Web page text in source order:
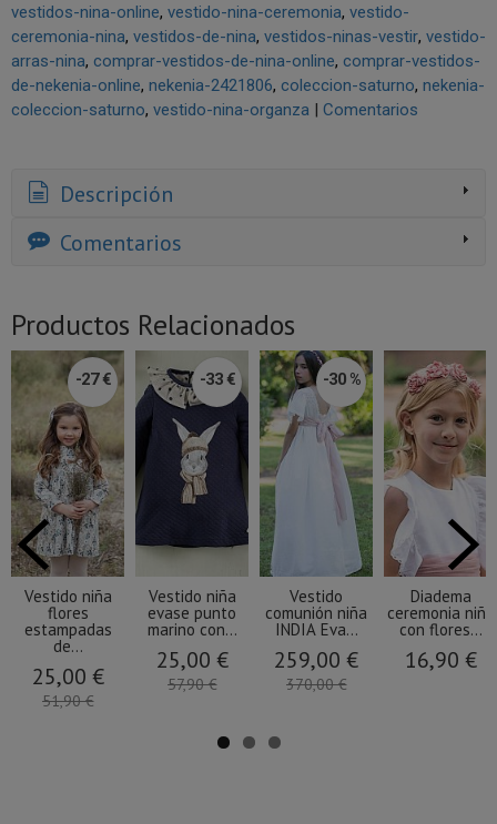
vestidos-nina-online vestido-nina-ceremonia vestido-
ceremonia-nina vestidos-de-nina vestidos-ninas-vestir vestido-
arras-nina comprar-vestidos-de-nina-online comprar-vestidos-
de-nekenia-online nekenia-2421806 coleccion-saturno nekenia-
coleccion-saturno vestido-nina-organza | Comentarios
Descripción
Comentarios
Productos Relacionados
-27 €
Vestido niña
flores
estampadas
de...
25,00 €
51,90 €
-33 €
Vestido niña
evase punto
marino con...
25,00 €
57,90 €
-30 %
Vestido
comunión niña
INDIA Eva...
259,00 €
370,00 €
Diadema
ceremonia niña
con flores...
16,90 €